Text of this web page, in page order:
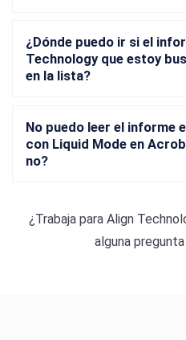
¿Dónde puedo ir si el
Technology que estoy
en la lista?
No puedo leer el informe
con Liquid Mode en
no?
¿Trabaja para Align
alguna